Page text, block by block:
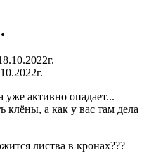
уже активно опадает...
клёны, а как у вас там дела
листва в кронах???